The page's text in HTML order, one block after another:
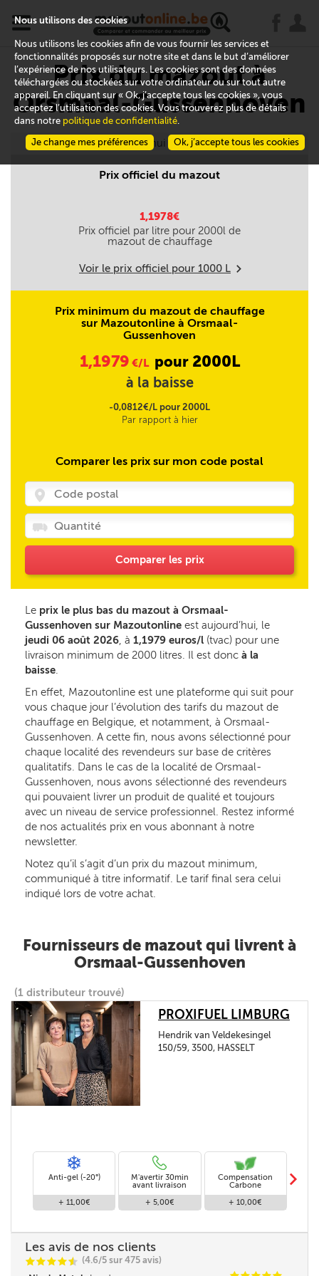
x
Prix du mazout à
Orsmaal-Gussenhoven
Aujourd'hui le 06/08
Prix officiel du mazout
1,1978€
Prix officiel par litre pour 2000l de
mazout de chauffage
Voir le prix officiel pour 1000 L m
Prix minimum du mazout de chauffage
sur Mazoutonline à Orsmaal-
Gussenhoven
1,1979 €/L pour 2000L
à la baisse
-0,0812€/L pour 2000L
Par rapport à hier
Comparer les prix sur mon code postal
Comparer les prix
Le prix le plus bas du mazout à Orsmaal-
Gussenhoven sur Mazoutonline est aujourd’hui, le
jeudi 06 août 2026, à 1,1979 euros/l (tvac) pour une
livraison minimum de 2000 litres. Il est donc à la
baisse.
En effet, Mazoutonline est une plateforme qui suit pour
vous chaque jour l’évolution des tarifs du mazout de
chauffage en Belgique, et notamment, à Orsmaal-
Gussenhoven. A cette fin, nous avons sélectionné pour
chaque localité des revendeurs sur base de critères
qualitatifs. Dans le cas de la localité de Orsmaal-
Gussenhoven, nous avons sélectionné des revendeurs
qui pouvaient livrer un produit de qualité et toujours
avec un niveau de service professionnel. Restez informé
de nos actualités prix en vous abonnant à notre
newsletter.
Notez qu’il s’agit d’un prix du mazout minimum,
communiqué à titre informatif. Le tarif final sera celui
indiqué lors de votre achat.
Fournisseurs de mazout qui livrent à
Orsmaal-Gussenhoven
(1 distributeur trouvé)
PROXIFUEL LIMBURG
Hendrik van Veldekesingel
150/59, 3500, HASSELT
Anti-gel (-20°)
+ 11,00€
M'avertir 30min
avant livraison
+ 5,00€
Compensation
Carbone
+ 10,00€
m
Les avis de nos clients
CCCCi
@ (4.6/5 sur 475 avis)
Nous utilisons des cookies
Nous utilisons les cookies afin de vous fournir les services et
fonctionnalités proposés sur notre site et dans le but d’améliorer
l’expérience de nos utilisateurs. Les cookies sont des données
téléchargées ou stockées sur votre ordinateur ou sur tout autre
appareil. En cliquant sur « Ok, j’accepte tous les cookies », vous
acceptez l’utilisation des cookies. Vous trouverez plus de détails
dans notre politique de confidentialité.
Ok, j’accepte tous les cookies
Je change mes préférences